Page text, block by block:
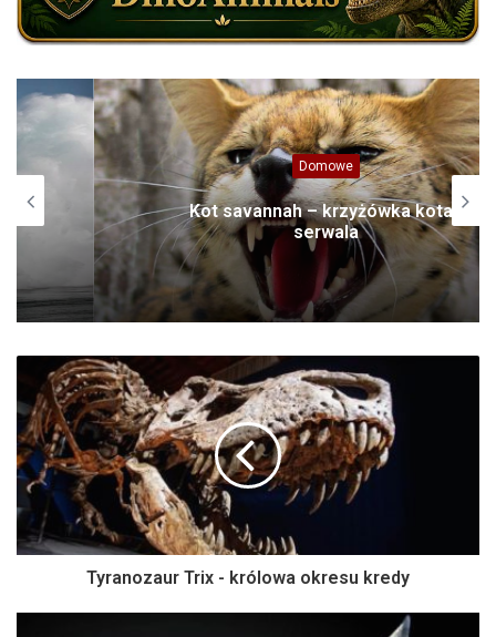
Domowe
Kot savannah – krzyżówka kota i
serwala
Tyranozaur Trix - królowa okresu kredy